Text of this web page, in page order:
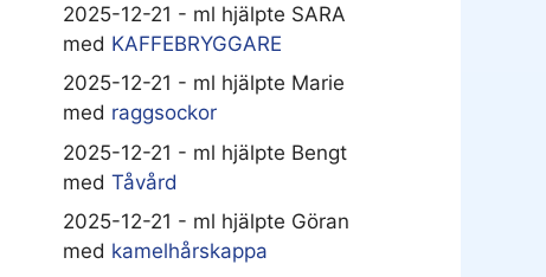
2025-12-21 - ml hjälpte SARA
med KAFFEBRYGGARE
2025-12-21 - ml hjälpte Marie
med raggsockor
2025-12-21 - ml hjälpte Bengt
med Tåvård
2025-12-21 - ml hjälpte Göran
med kamelhårskappa